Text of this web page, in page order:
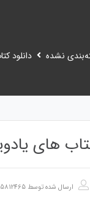
نشده دانلود
های
ارسال شده توسط